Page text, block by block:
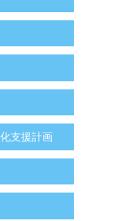
支援計画